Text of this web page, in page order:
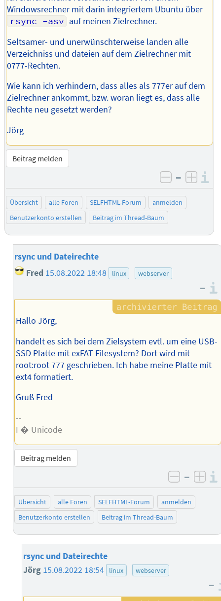
Windowsrechner mit darin integriertem Ubuntu über
rsync -asv auf meinen Zielrechner.
Seltsamer- und unerwünschterweise landen alle
Verzeichniss und dateien auf dem Zielrechner mit
0777-Rechten.
Wie kann ich verhindern, dass alles als 777er auf dem
Zielrechner ankommt, bzw. woran liegt es, dass alle
Rechte neu gesetzt werden?
Jörg
Beitrag melden
negativ
–
Übersicht alle Foren SELFHTML-Forum
anmelden
Benutzerkonto erstellen
Beitrag im Thread-Baum
rsync und Dateirechte
Fred 15.08.2022 18:48 linux webserver
–
Hallo Jörg,
handelt es sich bei dem Zielsystem evtl. um eine USB-
SSD Platte mit exFAT Filesystem? Dort wird mit
root:root 777 geschrieben. Ich habe meine Platte mit
ext4 formatiert.
Gruß Fred
--
I � Unicode
Beitrag melden
negativ
–
Übersicht alle Foren SELFHTML-Forum
anmelden
Benutzerkonto erstellen
Beitrag im Thread-Baum
rsync und Dateirechte
Jörg 15.08.2022 18:54 linux webserver
–